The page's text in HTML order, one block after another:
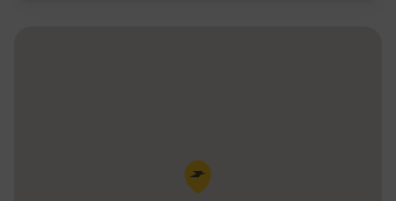
Pin de la carte